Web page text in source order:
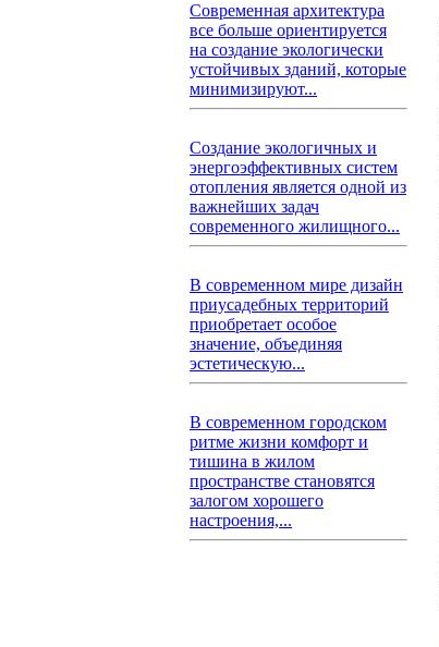
Современная архитектура
все больше ориентируется
на создание экологически
устойчивых зданий, которые
минимизируют...
Создание экологичных и
энергоэффективных систем
отопления является одной из
важнейших задач
современного жилищного...
В современном мире дизайн
приусадебных территорий
приобретает особое
значение, объединяя
эстетическую...
В современном городском
ритме жизни комфорт и
тишина в жилом
пространстве становятся
залогом хорошего
настроения,...